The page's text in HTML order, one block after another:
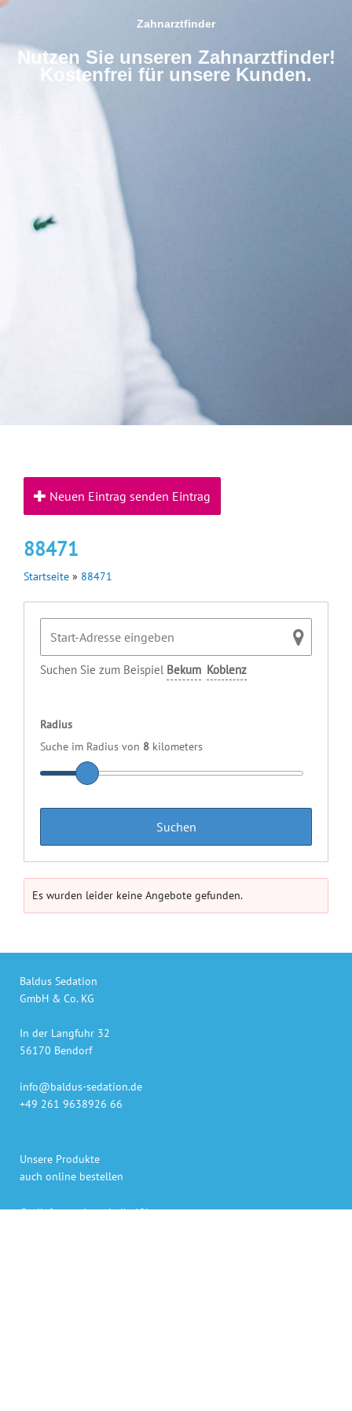
Zahnarztfinder
Nutzen Sie unseren Zahnarztfinder!
Kostenfrei für unsere Kunden.
Neuen Eintrag senden Eintrag
88471
Startseite » 88471
Suchen Sie zum Beispiel Bekum Koblenz
Radius
Suche im Radius von 8 kilometers
Es wurden leider keine Angebote gefunden.
Baldus Sedation
GmbH & Co. KG
In der Langfuhr 32
56170 Bendorf
info@baldus-sedation.de
+49 261 9638926 66
Unsere Produkte
auch online bestellen
Gaslieferung innerhalb 48h